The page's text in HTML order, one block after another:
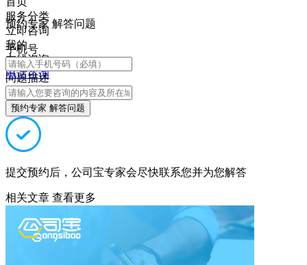
服务分类
立即咨询
我的
在线咨询
电话咨询
预约专家 解答问题
手机号
问题描述
预约专家 解答问题
提交预约后，公司宝专家会尽快联系您并为您解答
相关文章 查看更多